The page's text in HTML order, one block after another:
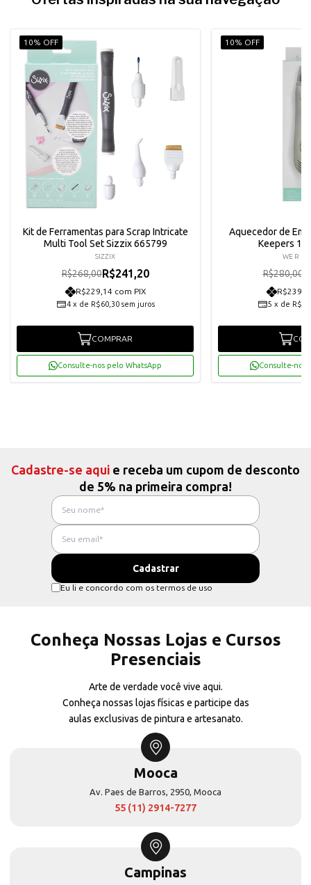
10% OFF
Kit de Ferramentas para Scrap Intricate
Multi Tool Set Sizzix 665799
SIZZIX
R$268,00R$241,20
R$229,14 com PIX
4 x de R$60,30 sem juros
COMPRAR
Consulte-nos pelo WhatsApp
10% OFF
Aquecedor de
Keepers
WE R
R$280,00
5 x de
Consulte-nos
Cadastre-se aqui e receba um cupom de desconto
de 5% na primeira compra!
Eu li e concordo com os termos de uso
Conheça Nossas Lojas e Cursos
Presenciais
Arte de verdade você vive aqui.
Conheça nossas lojas físicas e participe das
aulas exclusivas de pintura e artesanato.
Mooca
Av. Paes de Barros, 2950, Mooca
55 (11) 2914-7277
Campinas